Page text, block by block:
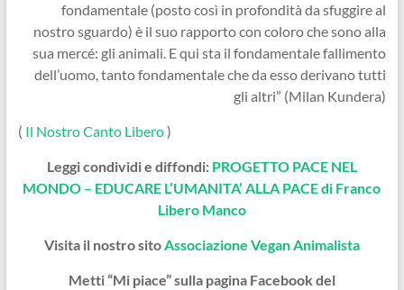
fondamentale (posto così in profondità da sfuggire al
nostro sguardo) è il suo rapporto con coloro che sono alla
sua mercé: gli animali. E qui sta il fondamentale fallimento
dell’uomo, tanto fondamentale che da esso derivano tutti
gli altri” (Milan Kundera)
( Il Nostro Canto Libero)
Leggi condividi e diffondi: PROGETTO PACE NEL
MONDO – EDUCARE L’UMANITA’ ALLA PACE di Franco
Libero Manco
Visita il nostro sitoAssociazione Vegan Animalista
Metti “Mi piace” sulla pagina Facebook del